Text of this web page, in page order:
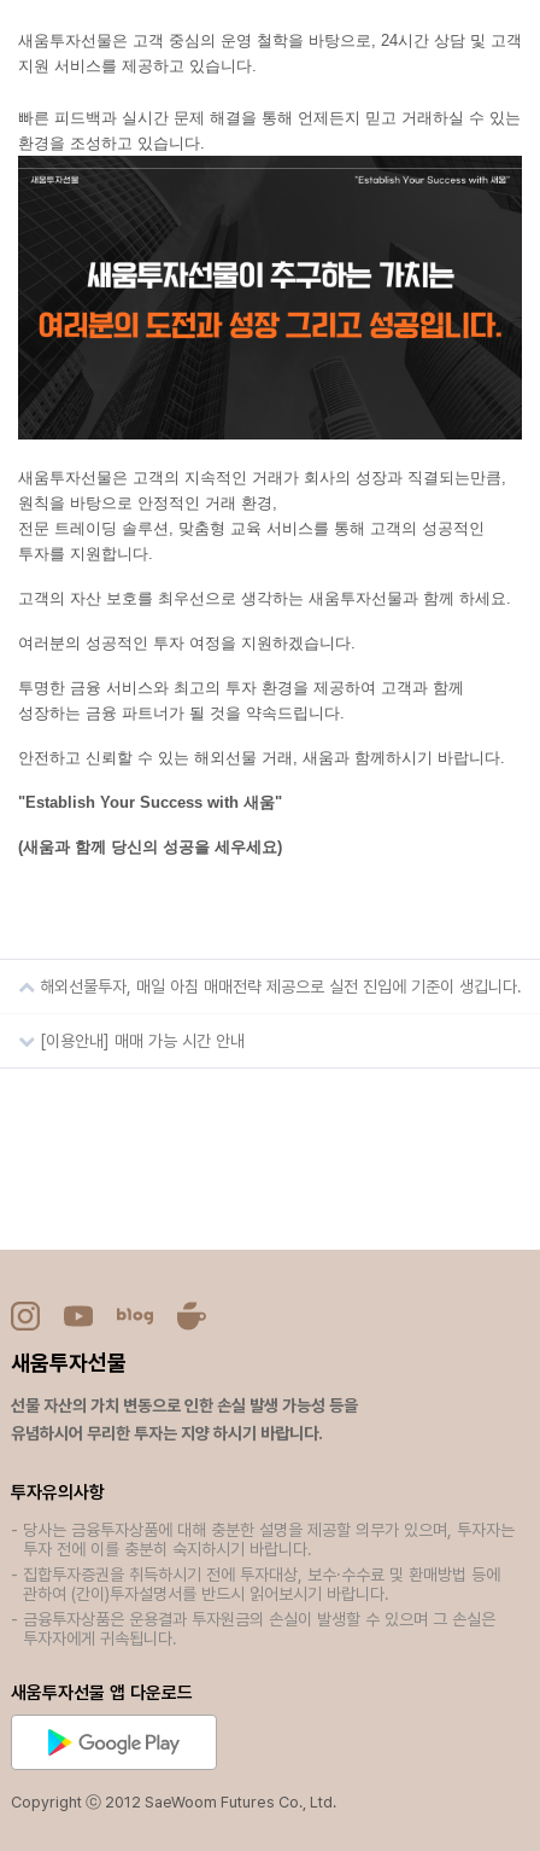
새움투자선물은 고객 중심의 운영 철학을 바탕으로, 24시간 상담 및 고객
지원 서비스를 제공하고 있습니다.
빠른 피드백과 실시간 문제 해결을 통해 언제든지 믿고 거래하실 수 있는
환경을 조성하고 있습니다.
새움투자선물은 고객의 지속적인 거래가 회사의 성장과 직결되는만큼,
원칙을 바탕으로 안정적인 거래 환경,
전문 트레이딩 솔루션, 맞춤형 교육 서비스를 통해 고객의 성공적인
투자를 지원합니다.
고객의 자산 보호를 최우선으로 생각하는 새움투자선물과 함께 하세요.
여러분의 성공적인 투자 여정을 지원하겠습니다.
투명한 금융 서비스와 최고의 투자 환경을 제공하여 고객과 함께
성장하는 금융 파트너가 될 것을 약속드립니다.
안전하고 신뢰할 수 있는 해외선물 거래, 새움과 함께하시기 바랍니다.
"Establish Your Success with 새움"
(새움과 함께 당신의 성공을 세우세요)
해외선물 투자
해외선물투자, 매일 아침 매매전략 제공으로 실전 진입에 기준이 생깁니다.
[이용안내] 매매 가능 시간 안내
새움투자선물
선물 자산의 가치 변동으로 인한 손실 발생 가능성 등을
유념하시어 무리한 투자는 지양 하시기 바랍니다.
투자유의사항
당사는 금융투자상품에 대해 충분한 설명을 제공할 의무가 있으며, 투자자는
투자 전에 이를 충분히 숙지하시기 바랍니다.
집합투자증권을 취득하시기 전에 투자대상, 보수·수수료 및 환매방법 등에
관하여 (간이)투자설명서를 반드시 읽어보시기 바랍니다.
금융투자상품은 운용결과 투자원금의 손실이 발생할 수 있으며 그 손실은
투자자에게 귀속됩니다.
새움투자선물 앱 다운로드
Copyright ⓒ 2012 SaeWoom Futures Co., Ltd.